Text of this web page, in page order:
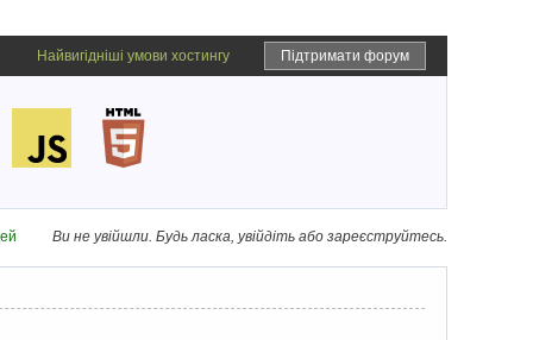
Підтримати форум
Найвигідніші умови хостингу
Ви не увійшли. Будь ласка, увійдіть або зареєструйтесь.